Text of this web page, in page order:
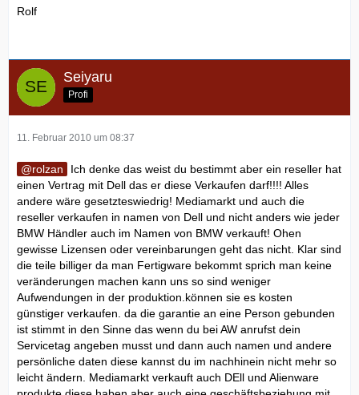
Rolf
Seiyaru
Profi
11. Februar 2010 um 08:37
rolzan
Ich denke das weist du bestimmt aber ein reseller hat
einen Vertrag mit Dell das er diese Verkaufen darf!!!! Alles
andere wäre gesetzteswiedrig! Mediamarkt und auch die
reseller verkaufen in namen von Dell und nicht anders wie jeder
BMW Händler auch im Namen von BMW verkauft! Ohen
gewisse Lizensen oder vereinbarungen geht das nicht. Klar sind
die teile billiger da man Fertigware bekommt sprich man keine
veränderungen machen kann uns so sind weniger
Aufwendungen in der produktion.können sie es kosten
günstiger verkaufen. da die garantie an eine Person gebunden
ist stimmt in den Sinne das wenn du bei AW anrufst dein
Servicetag angeben musst und dann auch namen und andere
persönliche daten diese kannst du im nachhinein nicht mehr so
leicht ändern. Mediamarkt verkauft auch DEll und Alienware